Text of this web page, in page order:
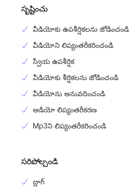
సృష్టించు
వీడియోకు ఉపశీర్షికలను జోడించండి
వీడియోని లిప్యంతరీకరించండి
స్వీయ ఉపశీర్షిక
వీడియోకు శీర్షికలను జోడించండి
వీడియోను అనువదించండి
ఆడియో లిప్యంతరీకరణ
Mp3ని లిప్యంతరీకరించండి
సరిపోల్చండి
బ్లాగ్